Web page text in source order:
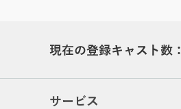
現在の登録キャスト数：
サービス